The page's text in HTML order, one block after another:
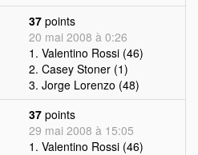
37 points
20 mai 2008 à 0:26
1. Valentino Rossi (46)
2. Casey Stoner (1)
3. Jorge Lorenzo (48)
37 points
29 mai 2008 à 15:05
1. Valentino Rossi (46)